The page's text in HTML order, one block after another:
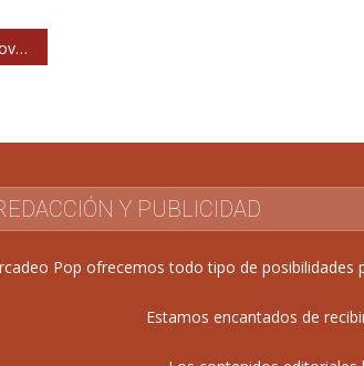
Y PUBLICIDAD
Pop ofrecemos todo tipo de posibilidades
Estamos encantados de